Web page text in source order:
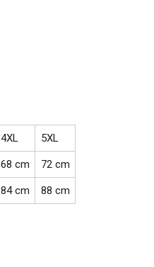
4XL 5XL
68 cm 72 cm
84 cm 88 cm